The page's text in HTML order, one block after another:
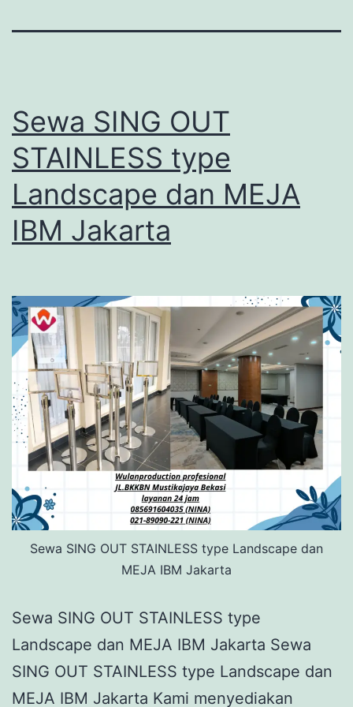
Sewa SING OUT
STAINLESS type
Landscape dan MEJA
IBM Jakarta
Sewa SING OUT STAINLESS type Landscape dan
MEJA IBM Jakarta
Sewa SING OUT STAINLESS type
Landscape dan MEJA IBM Jakarta Sewa
SING OUT STAINLESS type Landscape dan
MEJA IBM Jakarta Kami menyediakan